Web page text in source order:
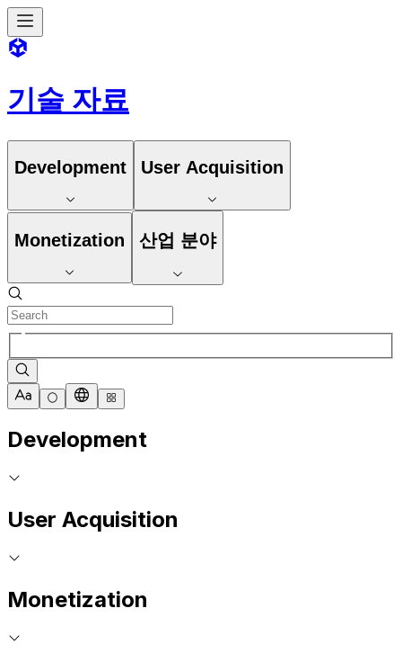
기술 자료
Development User Acquisition
Monetization 산업 분야
Development
User Acquisition
Monetization